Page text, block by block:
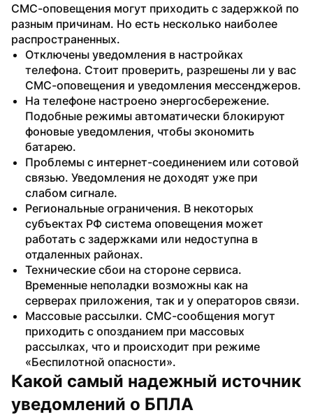
СМС-оповещения могут приходить с задержкой по
разным причинам. Но есть несколько наиболее
распространенных.
Отключены уведомления в настройках
телефона. Стоит проверить, разрешены ли у вас
СМС-оповещения и уведомления мессенджеров.
На телефоне настроено энергосбережение.
Подобные режимы автоматически блокируют
фоновые уведомления, чтобы экономить
батарею.
Проблемы с интернет-соединением или сотовой
связью. Уведомления не доходят уже при
слабом сигнале.
Региональные ограничения. В некоторых
субъектах РФ система оповещения может
работать с задержками или недоступна в
отдаленных районах.
Технические сбои на стороне сервиса.
Временные неполадки возможны как на
серверах приложения, так и у операторов связи.
Массовые рассылки. СМС-сообщения могут
приходить с опозданием при массовых
рассылках, что и происходит при режиме
«Беспилотной опасности».
Какой самый надежный источник
уведомлений о БПЛА